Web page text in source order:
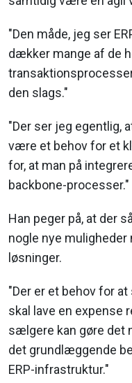
"Den måde, jeg ser
dækker mange af de
den slags."
"Der ser jeg egentlig,
være et behov for et
for, at man på
backbone-processer."
Han peger på, at der
nogle nye
løsninger.
"Der er et behov for
skal lave en expense
sælgere kan gøre det
det grundlæggende
ERP-infrastruktur."